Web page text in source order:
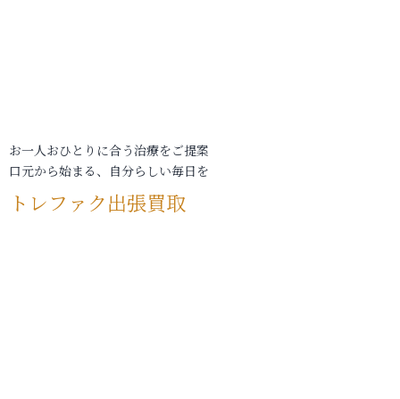
お一人おひとりに合う治療をご提案
口元から始まる、自分らしい毎日を
トレファク出張買取